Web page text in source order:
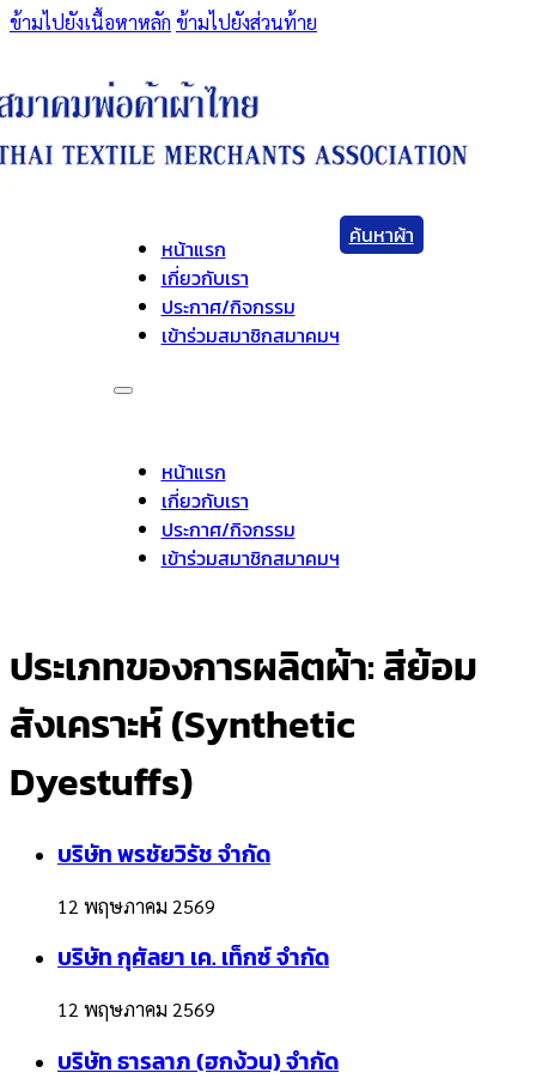
ข้ามไปยังเนื้อหาหลัก ข้ามไปยังส่วนท้าย
หน้าแรก
เกี่ยวกับเรา
ประกาศ/กิจกรรม
เข้าร่วมสมาชิกสมาคมฯ
หน้าแรก
เกี่ยวกับเรา
ประกาศ/กิจกรรม
เข้าร่วมสมาชิกสมาคมฯ
ค้นหาผ้า
ประเภทของการผลิตผ้า:สีย้อม
สังเคราะห์ (Synthetic
Dyestuffs)
บริษัท พรชัยวิรัช จํากัด
12 พฤษภาคม 2569
บริษัท กุศัลยา เค. เท็กซ์ จำกัด
12 พฤษภาคม 2569
บริษัท ธารลาภ (ฮกง้วน) จำกัด